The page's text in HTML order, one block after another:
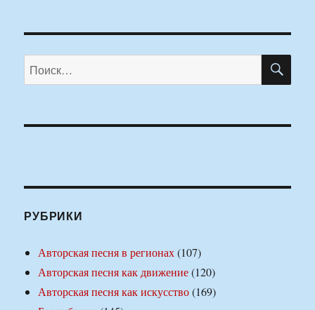
Искать:
РУБРИКИ
Авторская песня в регионах(107)
Авторская песня как движение(120)
Авторская песня как искусство(169)